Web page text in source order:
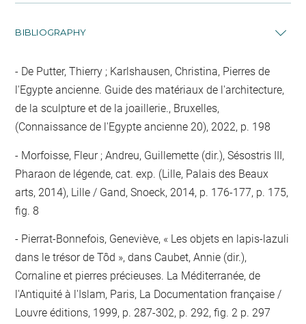
BIBLIOGRAPHY
De Putter, Thierry ; Karlshausen, Christina, Pierres de
l'Egypte ancienne. Guide des matériaux de l'architecture,
de la sculpture et de la joaillerie., Bruxelles,
(Connaissance de l'Egypte ancienne 20), 2022, p. 198
Morfoisse, Fleur ; Andreu, Guillemette (dir.), Sésostris III,
Pharaon de légende, cat. exp. (Lille, Palais des Beaux
arts, 2014), Lille / Gand, Snoeck, 2014, p. 176-177, p. 175,
fig. 8
Pierrat-Bonnefois, Geneviève, « Les objets en lapis-lazuli
dans le trésor de Tôd », dans Caubet, Annie (dir.),
Cornaline et pierres précieuses. La Méditerranée, de
l'Antiquité à l'Islam, Paris, La Documentation française /
Louvre éditions, 1999, p. 287-302, p. 292, fig. 2 p. 297